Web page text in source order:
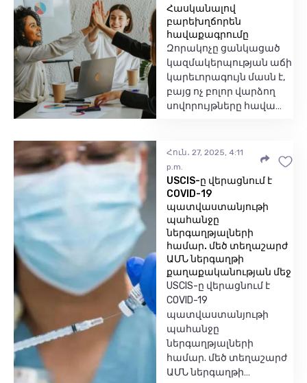
Հասկանալով
բարեխղճորեն
հավաքագրումը
Զորակոչը ցանկացած
կազմակերպության աճի
կարեւորագույն մասն է,
բայց ոչ բոլոր վարձող
սովորույթները հավա…
Հուն․ 27, 2025, 4:11
p.m.
USCIS-ը վերացնում է
COVID-19
պատվաստանյութի
պահանջը
ներգաղթյալների
համար. մեծ տեղաշարժ
ԱՄՆ ներգաղթի
քաղաքականության մեջ
USCIS-ը վերացնում է
COVID-19
պատվաստանյութի
պահանջը
ներգաղթյալների
համար. մեծ տեղաշարժ
ԱՄՆ ներգաղթի…